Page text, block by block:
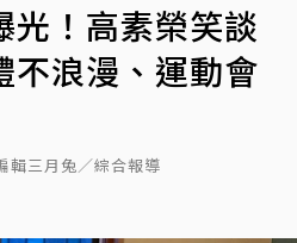
光！高素榮笑談
不浪漫、運動會
輯三月兔／綜合報導